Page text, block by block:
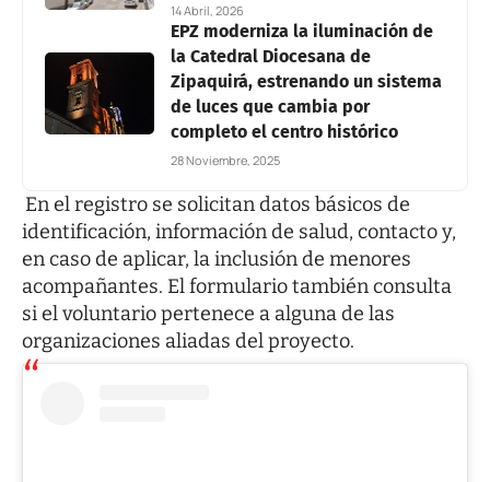
14 Abril, 2026
EPZ moderniza la iluminación de
la Catedral Diocesana de
Zipaquirá, estrenando un sistema
de luces que cambia por
completo el centro histórico
28 Noviembre, 2025
En el registro se solicitan datos básicos de
identificación, información de salud, contacto y,
en caso de aplicar, la inclusión de menores
acompañantes. El formulario también consulta
si el voluntario pertenece a alguna de las
organizaciones aliadas del proyecto.